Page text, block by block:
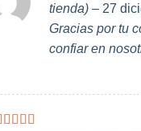
tienda) – 27
Gracias por tu
confiar en